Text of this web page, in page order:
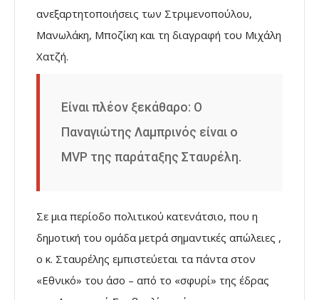
ανεξαρτητοποιήσεις των Στριμενοπούλου,
Μανωλάκη, Μποζίκη και τη διαγραφή του Μιχάλη
Χατζή.
Είναι πλέον ξεκάθαρο: Ο
Παναγιώτης Λαμπρινός είναι ο
MVP της παράταξης Σταυρέλη.
Σε μια περίοδο πολιτικού κατενάτσιο, που η
δημοτική του ομάδα μετρά σημαντικές απώλειες ,
ο κ. Σταυρέλης εμπιστεύεται τα πάντα στον
«Εθνικό» του άσο – από το «σφυρί» της έδρας